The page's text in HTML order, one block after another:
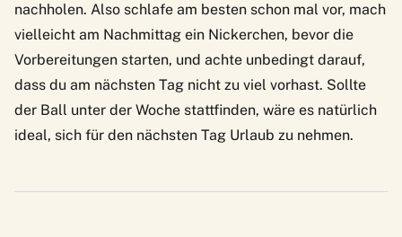
nachholen. Also schlafe am besten schon mal vor, mach
vielleicht am Nachmittag ein Nickerchen, bevor die
Vorbereitungen starten, und achte unbedingt darauf,
dass du am nächsten Tag nicht zu viel vorhast. Sollte
der Ball unter der Woche stattfinden, wäre es natürlich
ideal, sich für den nächsten Tag Urlaub zu nehmen.